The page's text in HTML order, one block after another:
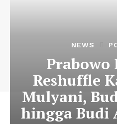
NEWS
Prabowo
Reshuffle
Mulyani,
hingga Budi